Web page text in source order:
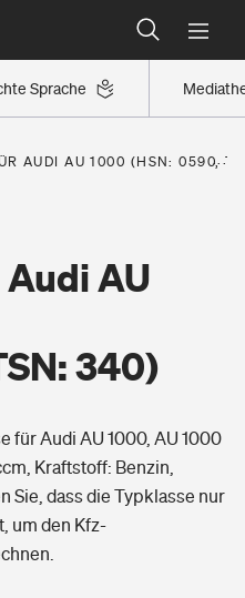
Sprache
finden
eingestuft
finden
AUDI AU 1000 (HSN: 0590,
AU
340)
für Audi AU 1000, AU 1000
Kraftstoff: Benzin,
Sie, dass die Typklasse nur
um den Kfz-